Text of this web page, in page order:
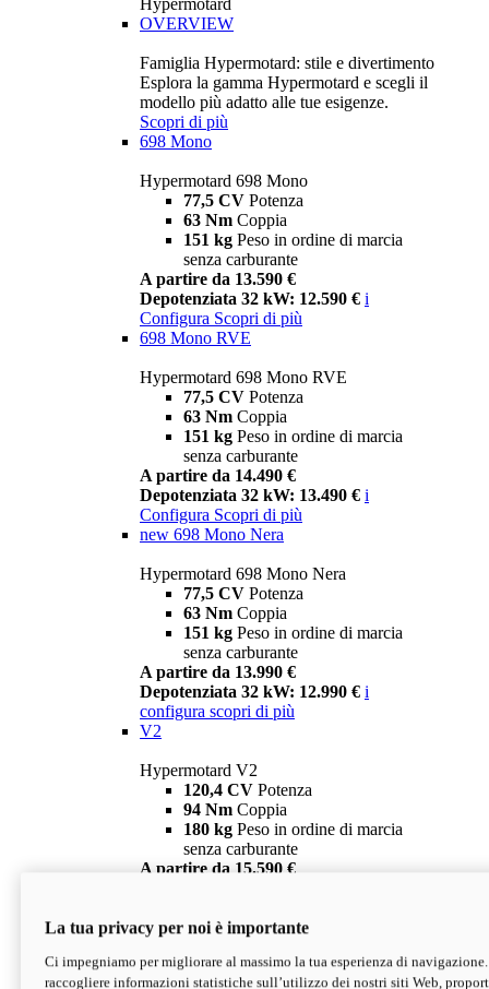
Hypermotard
OVERVIEW
Famiglia Hypermotard: stile e divertimento
Esplora la gamma Hypermotard e scegli il
modello più adatto alle tue esigenze.
Scopri di più
698 Mono
Hypermotard 698 Mono
77,5 CV Potenza
63 Nm Coppia
151 kg Peso in ordine di marcia
senza carburante
A partire da 13.590 €
Depotenziata 32 kW: 12.590 € i
Configura Scopri di più
698 Mono RVE
Hypermotard 698 Mono RVE
77,5 CV Potenza
63 Nm Coppia
151 kg Peso in ordine di marcia
senza carburante
A partire da 14.490 €
Depotenziata 32 kW: 13.490 € i
Configura Scopri di più
new 698 Mono Nera
Hypermotard 698 Mono Nera
77,5 CV Potenza
63 Nm Coppia
151 kg Peso in ordine di marcia
senza carburante
A partire da 13.990 €
Depotenziata 32 kW: 12.990 € i
configura scopri di più
V2
Hypermotard V2
120,4 CV Potenza
94 Nm Coppia
180 kg Peso in ordine di marcia
senza carburante
A partire da 15.590 €
V2 SP
Hypermotard V2 SP
La tua privacy per noi è importante
Ci impegniamo per migliorare al massimo la tua esperienza di
raccogliere informazioni statistiche sull’utilizzo dei nostri siti Web,